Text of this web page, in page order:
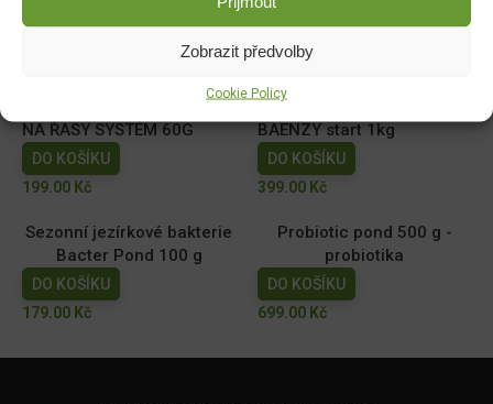
Zobrazit předvolby
Cookie Policy
Bio P5 do jezírek 50g pH MÍNUS jezírka 1,5kg
DO KOŠÍKU
169.00
NA ŘASY SYSTÉM 60G
DO KOŠÍKU
199.00 Kč
BAENZY start 1kg
DO KOŠÍKU
399.00 Kč
Sezonní jezírkové bakterie
Bacter Pond 100 g
DO KOŠÍKU
179.00 Kč
Probiotic pond 500 g -
probiotika
DO KOŠÍKU
699.00 Kč